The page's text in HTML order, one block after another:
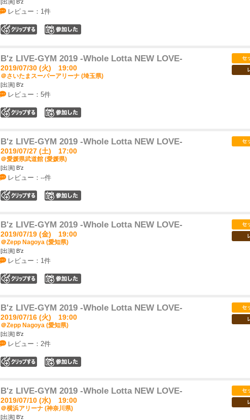
[出演] B'z
レビュー：1件
B'z LIVE-GYM 2019 -Whole Lotta NEW LOVE-
2019/07/30 (火) 19:00
＠さいたまスーパーアリーナ (埼玉県)
[出演] B'z
レビュー：5件
セ
B'z LIVE-GYM 2019 -Whole Lotta NEW LOVE-
2019/07/27 (土) 17:00
＠愛媛県武道館 (愛媛県)
[出演] B'z
レビュー：--件
セ
B'z LIVE-GYM 2019 -Whole Lotta NEW LOVE-
2019/07/19 (金) 19:00
＠Zepp Nagoya (愛知県)
[出演] B'z
レビュー：1件
セ
B'z LIVE-GYM 2019 -Whole Lotta NEW LOVE-
2019/07/16 (火) 19:00
＠Zepp Nagoya (愛知県)
[出演] B'z
レビュー：2件
セ
B'z LIVE-GYM 2019 -Whole Lotta NEW LOVE-
2019/07/10 (水) 19:00
＠横浜アリーナ (神奈川県)
[出演] B'z
セ